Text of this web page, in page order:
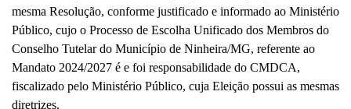
mesma Resolução, conforme justificado e informado ao Ministério
Público, cujo o Processo de Escolha Unificado dos Membros do
Conselho Tutelar do Município de Ninheira/MG, referente ao
Mandato 2024/2027 é e foi responsabilidade do CMDCA,
fiscalizado pelo Ministério Público, cuja Eleição possui as mesmas
diretrizes.